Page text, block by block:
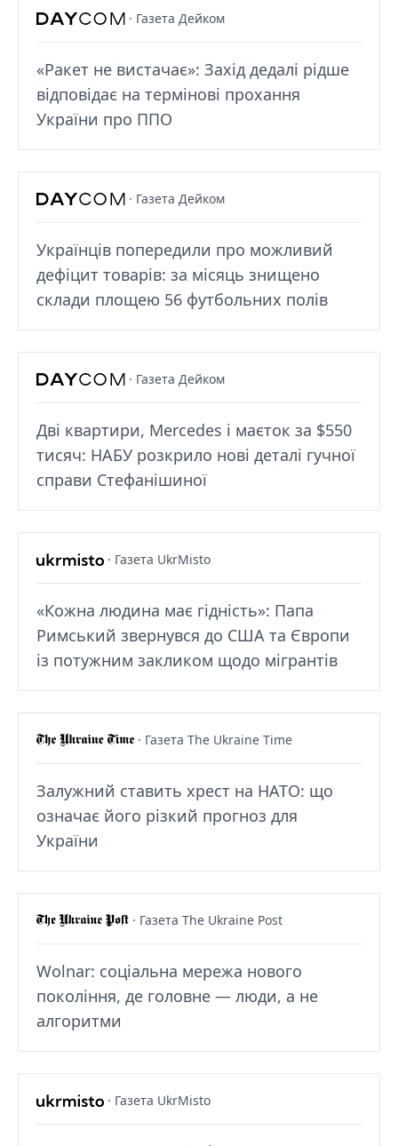
· Газета Дейком
«Ракет не вистачає»: Захід дедалі рідше
відповідає на термінові прохання
України про ППО
· Газета Дейком
Українців попередили про можливий
дефіцит товарів: за місяць знищено
склади площею 56 футбольних полів
· Газета Дейком
Дві квартири, Mercedes і маєток за $550
тисяч: НАБУ розкрило нові деталі гучної
справи Стефанішиної
· Газета UkrMisto
«Кожна людина має гідність»: Папа
Римський звернувся до США та Європи
із потужним закликом щодо мігрантів
· Газета The Ukraine Time
Залужний ставить хрест на НАТО: що
означає його різкий прогноз для
України
· Газета The Ukraine Post
Wolnar: соціальна мережа нового
покоління, де головне — люди, а не
алгоритми
· Газета UkrMisto